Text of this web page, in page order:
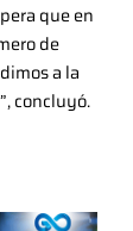
que en
de
a la
concluyó.